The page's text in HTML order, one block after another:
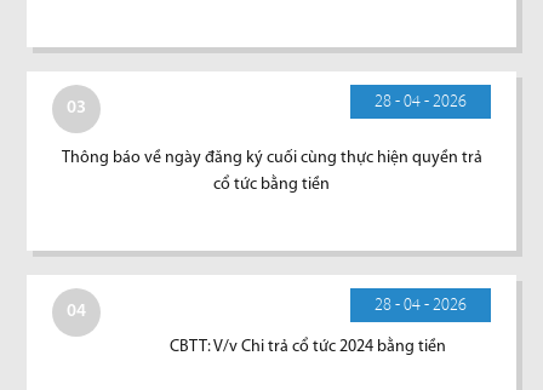
03 28 - 04 - 2026
Thông báo về ngày đăng ký cuối cùng thực hiện quyền trả
cổ tức bằng tiền
04 28 - 04 - 2026
CBTT: V/v Chi trả cổ tức 2024 bằng tiền